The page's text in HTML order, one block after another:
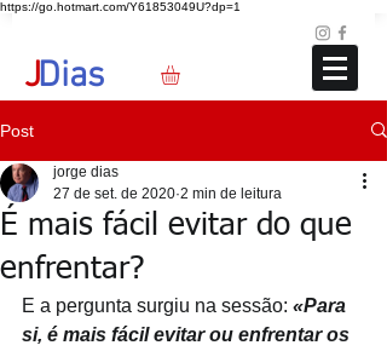
https://go.hotmart.com/Y61853049U?dp=1
JDias
Post
É mais fácil evitar do que
enfrentar?
jorge dias
27 de set. de 2020 2 min de leitura
E a pergunta surgiu na sessão: «Para
si, é mais fácil evitar ou enfrentar os